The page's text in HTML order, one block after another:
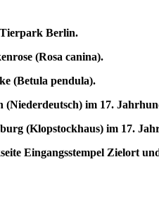
Berlin.
(Rosa canina).
(Betula pendula).
(Niederdeutsch) im 17.
(Klopstockhaus) im 17.
Eingangsstempel Zielort